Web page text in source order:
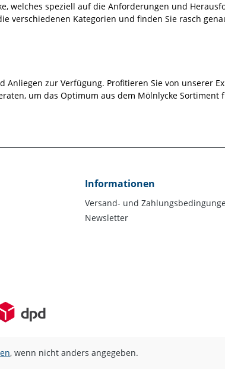
welches speziell auf die Anforderungen und
verschiedenen Kategorien und finden Sie rasch
zur Verfügung. Profitieren Sie von unserer
um das Optimum aus dem Mölnlycke Sortiment
Informationen
Versand- und
Newsletter
, wenn nicht anders angegeben.